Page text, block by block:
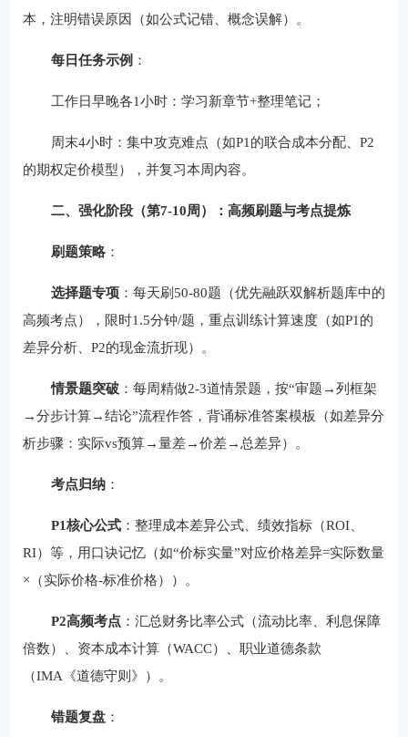
本，注明错误原因（如公式记错、概念误解）。
每日任务示例 ‌：
工作日早晚各1小时：学习新章节+整理笔记；
周末4小时：集中攻克难点（如P1的联合成本分配、P2
的期权定价模型），并复习本周内容。
二、强化阶段（第7-10周）：高频刷题与考点提炼
刷题策略‌：
选择题专项‌：每天刷50-80题（优先融跃双解析题库中的
高频考点），限时1.5分钟/题，重点训练计算速度（如P1的
差异分析、P2的现金流折现）。
情景题突破‌：每周精做2-3道情景题，按“审题→列框架
→分步计算→结论”流程作答，背诵标准答案模板（如差异分
析步骤：实际vs预算→量差→价差→总差异）。
考点归纳‌：
P1核心公式‌：整理成本差异公式、绩效指标（ROI、
RI）等，用口诀记忆（如“价标实量”对应价格差异=实际数量
×（实际价格-标准价格））。
P2高频考点‌：汇总财务比率公式（流动比率、利息保障
倍数）、资本成本计算（WACC）、职业道德条款
（IMA《道德守则》）。
错题复盘‌：